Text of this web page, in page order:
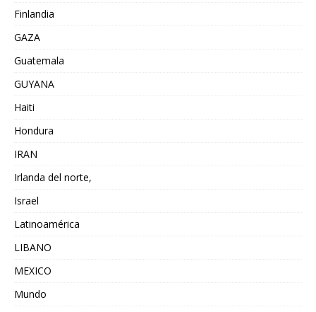
Finlandia
GAZA
Guatemala
GUYANA
Haiti
Hondura
IRAN
Irlanda del norte,
Israel
Latinoamérica
LIBANO
MEXICO
Mundo